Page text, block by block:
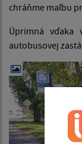
chráňme maľbu
Úprimná
autobusovej